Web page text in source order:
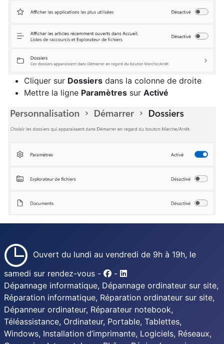
Cliquer sur Dossiers dans la colonne de droite
Mettre la ligne Paramètres sur Activé
Ouvert du lundi au vendredi de 9h à 19h, le
samedi sur rendez-vous -
-
Dépannage informatique, Dépannage ordinateur sur site,
Réparation informatique, Réparation ordinateur sur site,
Dépanneur ordinateur, Réparateur notebook,
Téléassistance, Ordinateur, Portable, Tablettes,
Windows, Installation d’imprimante, Logiciels, Réseaux,